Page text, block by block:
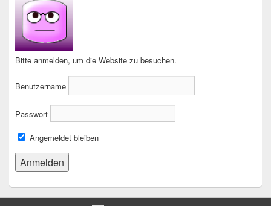
Bitte anmelden, um die Website zu besuchen.
Benutzername
Passwort
Angemeldet bleiben